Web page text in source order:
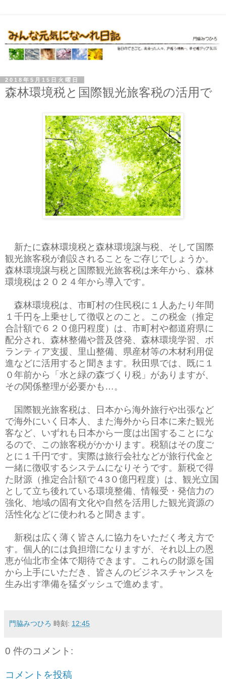
2018年5月15日火曜日
森林環境税と国際観光旅客税の活用で
新たに森林環境税と森林環境譲与税、そして国際
観光旅客税が創設されることをご存じでしょうか。
森林環境譲与税と国際観光旅客税は来年から、森林
環境税は２０２４年から導入です。
森林環境税は、市町村の住民税に１人あたり年間
１千円を上乗せして徴収とのこと。この税金（推定
合計額で６２０億円程度）は、市町村や都道府県に
配分され、森林整備や普及啓発、森林環境学習、ボ
ランティア支援、里山整備、県産材等の木材利用促
進などに活用すると聞きます。秋田県では、既に１
０年前から「水と緑の森づくり税」がありますが、
その関係整理が必要かも…。
国際観光旅客税は、日本から海外旅行や出張など
で海外にいく日本人、また海外から日本に来た観光
客など、いずれも日本から一度は出国することにな
るので、この旅客税がかかります。税額はその度ご
とに１千円です。実際は旅行会社などが旅行代金と
一緒に徴収するシステムになりそうです。新税で得
た財源（推定合計額で４3０億円程度）は、観光立国
として立ち後れている環境整備、情報受・発信力の
強化、地域の固有文化や自然を活用した観光資源の
活性化などに使われると聞きます。
新税は広く薄く皆さんに協力をいただく考え方で
す。個人的には負担増になりますが、それ以上の恩
恵が仙北市全体で期待できます。これらの財源を国
から上手にいただき、皆さんのビジネスチャンスを
生み出す準備を猛ダッシュで進めます。
門脇みつひろ 時刻: 12:45
0 件のコメント:
コメントを投稿